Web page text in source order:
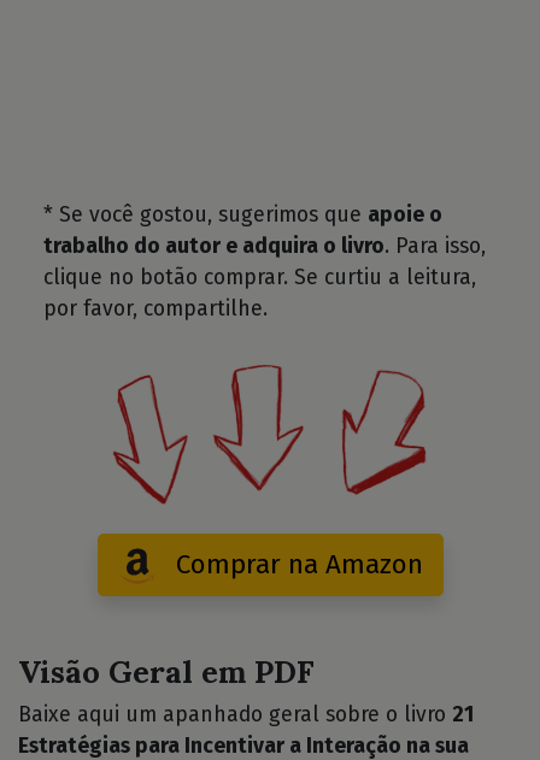
* Se você gostou, sugerimos que apoie o
trabalho do autor e adquira o livro. Para isso,
clique no botão comprar. Se curtiu a leitura,
por favor, compartilhe.
Comprar na Amazon
Visão Geral em PDF
Baixe aqui um apanhado geral sobre o livro 21
Estratégias para Incentivar a Interação na sua